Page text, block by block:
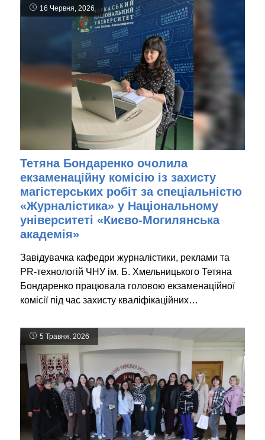
16 Червня, 2026
Тетяна Бондаренко очолила
екзаменаційну комісію із захисту
магістерських робіт за спеціальністю
«Журналістика» у Національному
університеті «Києво-Могилянська
академія»
Завідувачка кафедри журналістики, реклами та
PR-технологій ЧНУ ім. Б. Хмельницького Тетяна
Бондаренко працювала головою екзаменаційної
комісії під час захисту кваліфікаційних…
5 Травня, 2026